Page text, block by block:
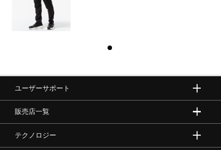
ユーザーサポート
販売店一覧
テクノロジー